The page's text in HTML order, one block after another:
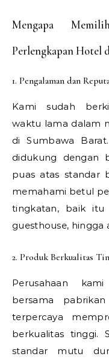
Mengapa
Perlengkapan Hotel
1. Pengalaman dan
Kami sudah
waktu lama dalam
di Sumbawa
didukung dengan
puas atas standar
memahami betul
tingkatan, baik itu
guesthouse, hingga
2. Produk Berkualitas
Perusahaan
bersama
terpercaya
berkualitas tinggi.
standar mutu